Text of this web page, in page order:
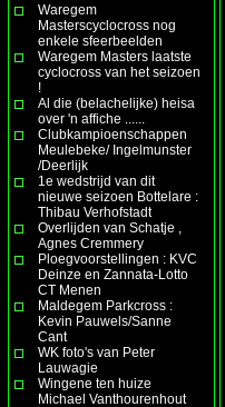
Waregem
Masterscyclocross nog
enkele sfeerbeelden
Waregem Masters laatste
cyclocross van het seizoen
!
Al die (belachelijke) heisa
over 'n affiche ......
Clubkampioenschappen
Meulebeke/ Ingelmunster
/Deerlijk
1e wedstrijd van dit
nieuwe seizoen Bottelare :
Thibau Verhofstadt
Overlijden van Schatje ,
Agnes Cremmery
Ploegvoorstellingen : KVC
Deinze en Zannata-Lotto
CT Menen
Maldegem Parkcross :
Kevin Pauwels/Sanne
Cant
WK foto's van Peter
Lauwagie
Wingene ten huize
Michael Vanthourenhout